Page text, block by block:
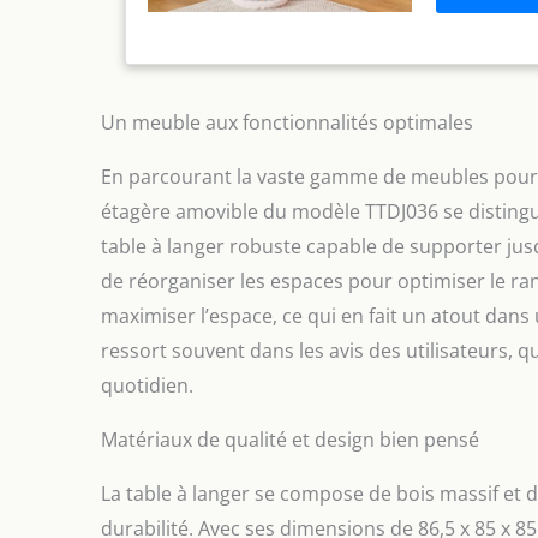
chaque
est entouré
éviter les
meuble de
jouets et
【
panneaux
structure
capacité de
prolongée.
exigences
une
laisser
style simple
Un meuble aux fonctionnalités optimales
En parcourant la vaste gamme de meubles
étagère amovible du modèle TTDJ036 se
table à langer robuste capable de supporter
de réorganiser les espaces pour optimiser le
maximiser l’espace, ce qui en fait un atout
ressort souvent dans les avis des utilisateurs,
quotidien.
Matériaux de qualité et design bien pensé
La table à langer se compose de bois massif et
durabilité. Avec ses dimensions de 86,5 x 85 x